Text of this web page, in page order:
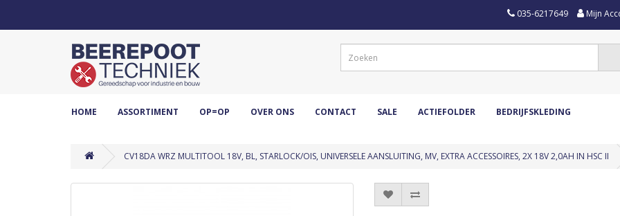
035-6217649 Mijn
HOME ASSORTIMENT OP=OP OVER ONS CONTACT SALE ACTIEFOLDER BEDRIJFSKLEDING
CV18DA WRZ MULTITOOL 18V, BL, STARLOCK/OIS, UNIVERSELE AANSLUITING, MV, EXTRA ACCESSOIRES, 2X 18V 2,0AH IN HSC II